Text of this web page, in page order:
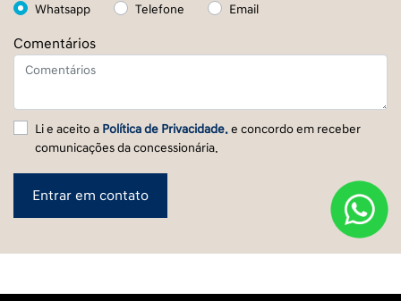
Whatsapp Telefone Email
Comentários
Li e aceito a Política de Privacidade.e concordo em receber
comunicações da concessionária.
Entrar em contato